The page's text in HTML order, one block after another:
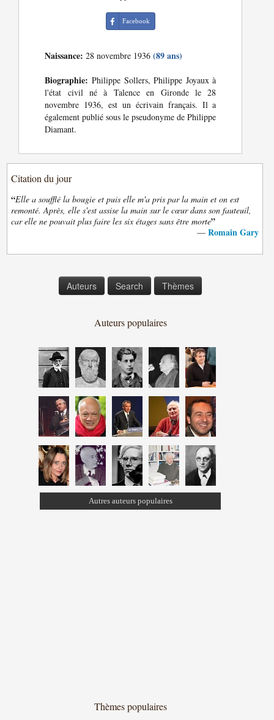
Facebook
Naissance: 28 novembre 1936(89 ans)
Biographie: Philippe Sollers, Philippe Joyaux à
l'état civil né à Talence en Gironde le 28
novembre 1936, est un écrivain français. Il a
également publié sous le pseudonyme de Philippe
Diamant.
Citation du jour
“Elle a soufflé la bougie et puis elle m'a pris par la main et on est
remonté. Après, elle s'est assise la main sur le cœur dans son fauteuil,
car elle ne pouvait plus faire les six étages sans être morte”
— Romain Gary
Auteurs Search Thèmes
Auteurs populaires
Autres auteurs populaires
Thèmes populaires